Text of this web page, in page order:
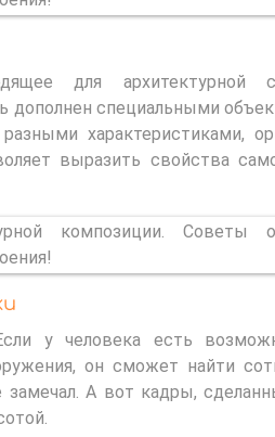
для архитектурной
дополнен специальными
характеристиками,
выразить свойства
у человека есть
он сможет найти
А вот кадры,